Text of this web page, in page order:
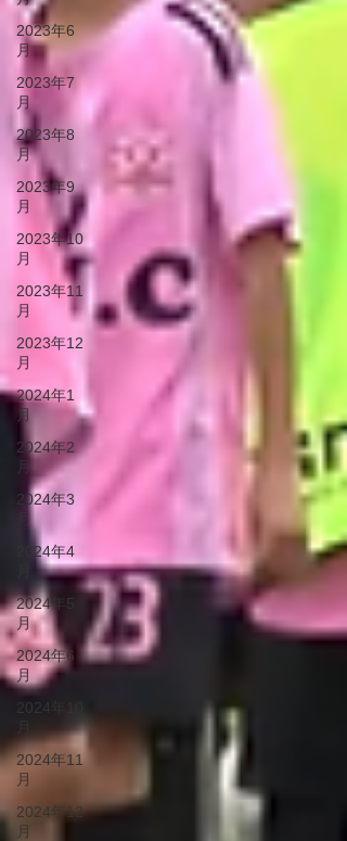
2023年6
月
2023年7
月
2023年8
月
2023年9
月
2023年10
月
2023年11
月
2023年12
月
2024年1
月
2024年2
2024年3
2024年4
2024年5
月
2024年6
月
2024年10
2024年11
月
2024年12
月